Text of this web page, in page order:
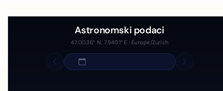
Astronomski podaci
47.0036° N, 7.9401° E · Europe/Zurich